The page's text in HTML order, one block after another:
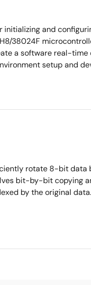
and
38024F
a software real-
setup and
rotate 8-bit data
bit-by-bit copying
by the original